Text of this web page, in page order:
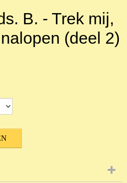
B. - Trek mij,
(deel 2)